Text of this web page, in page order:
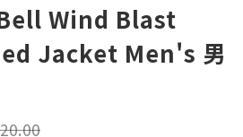
Wind Blast
Jacket Men's 男